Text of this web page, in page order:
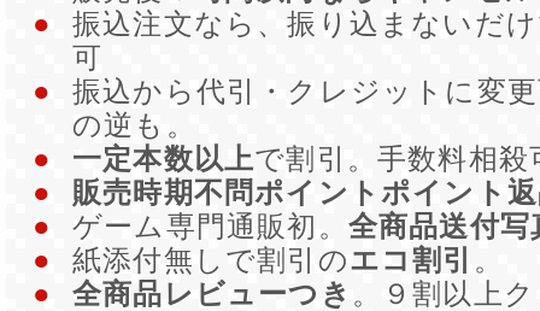
●
振込注文なら、振り込まないだ
可
●
振込から代引・クレジットに変
の逆も。
●
一定本数以上で割引。手数料相
●
販売時期不問ポイントポイント
●
ゲーム専門通販初。 全商品送付写
●
紙添付無しで割引のエコ割引 。
●
全商品レビューつき 。９割以上